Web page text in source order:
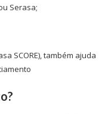
Serasa;
SCORE), também ajuda